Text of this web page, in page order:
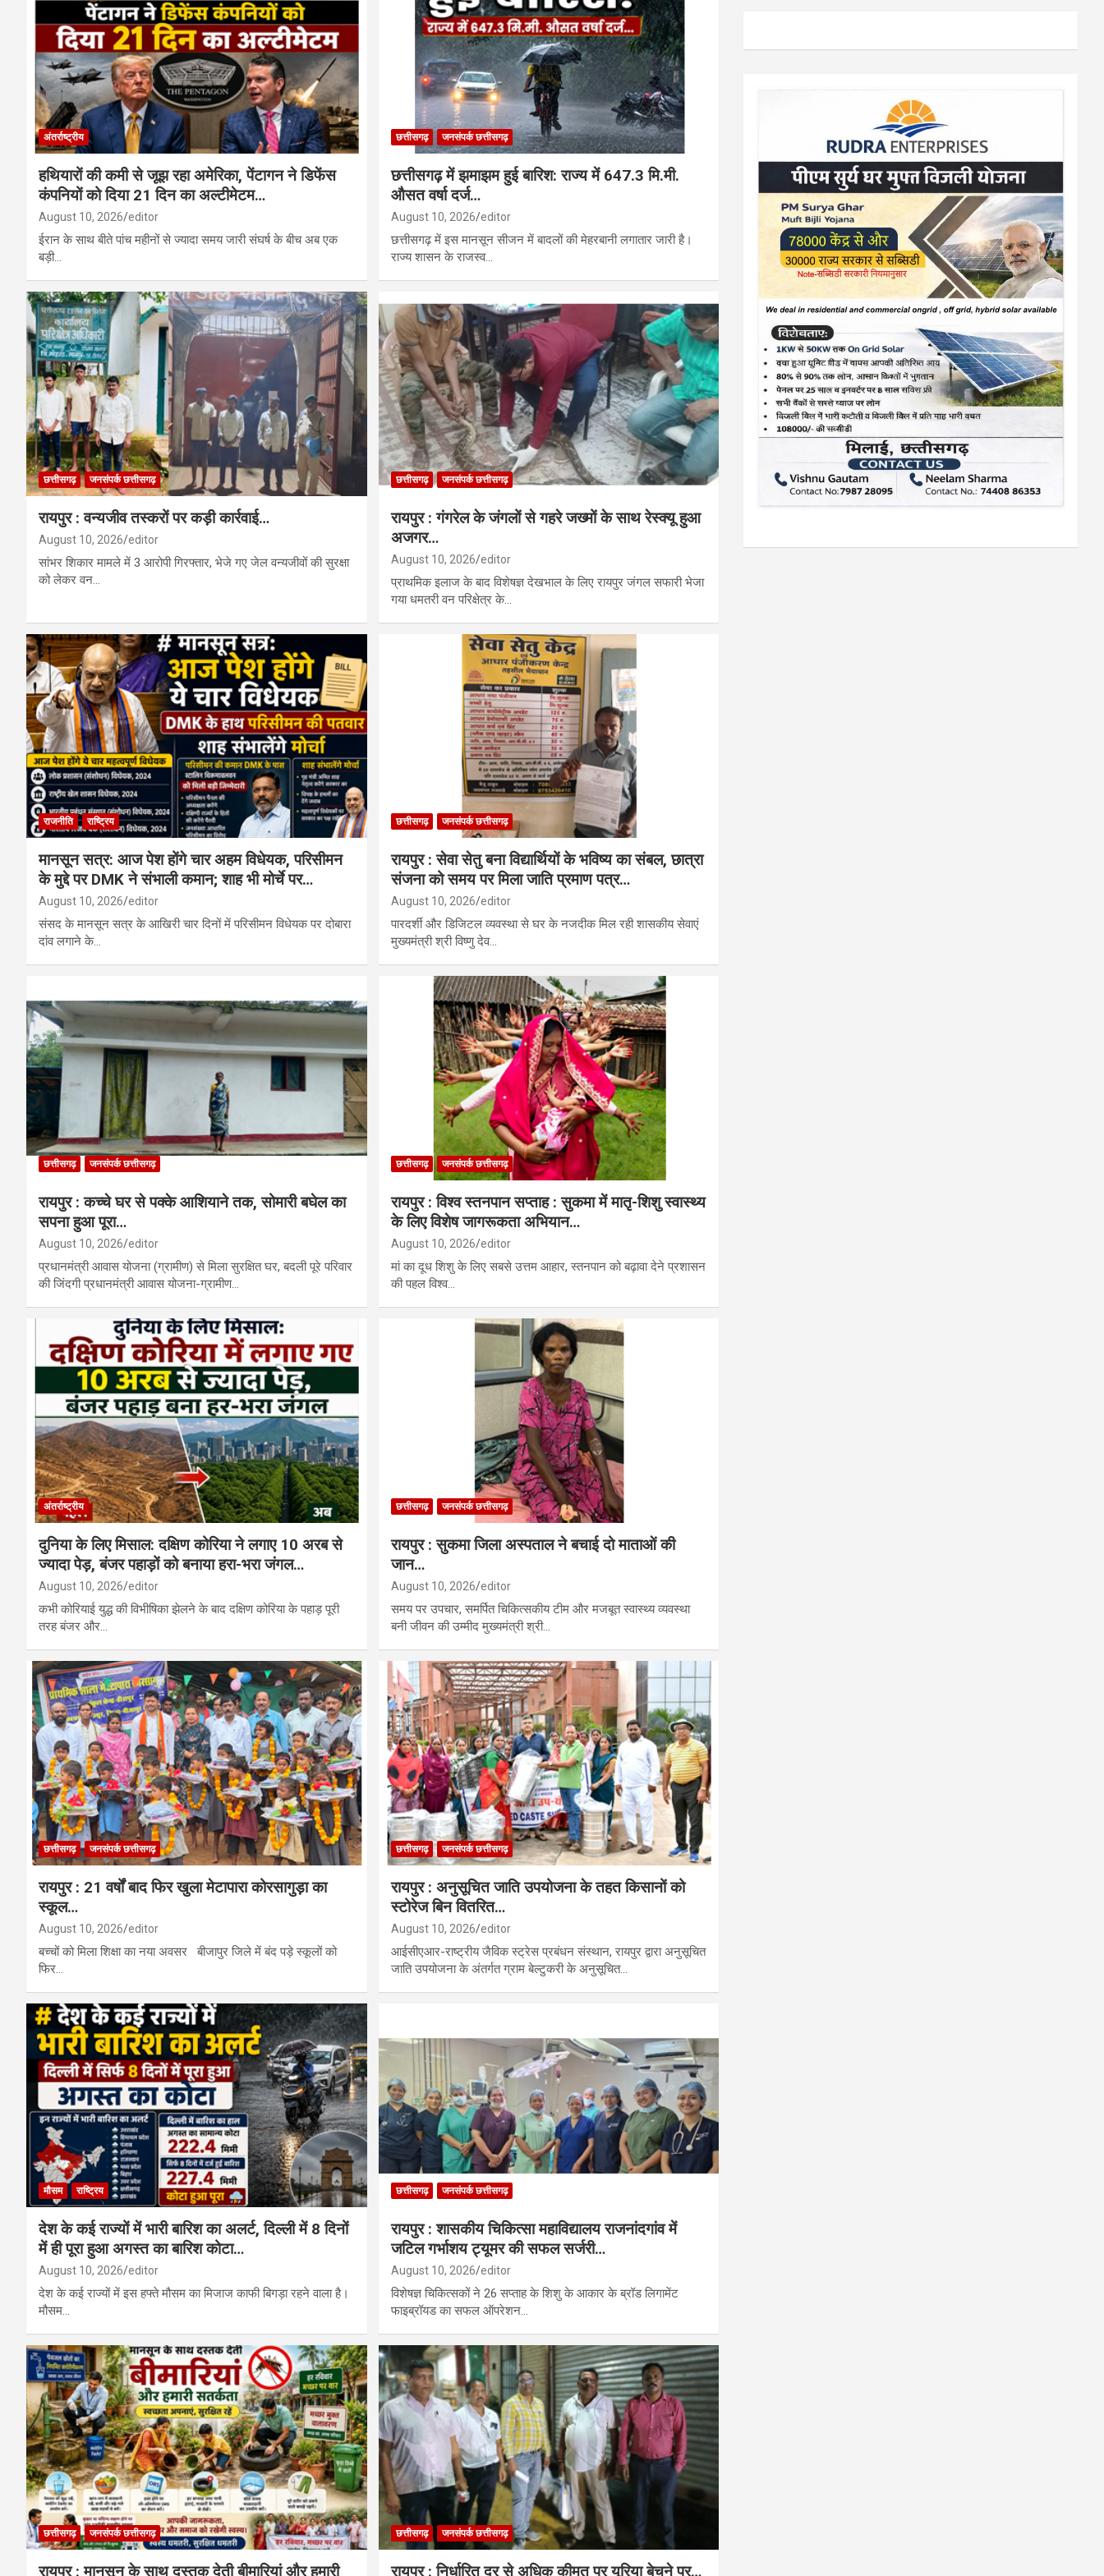
रायपुर : गंगरेल के जंगलों से गहरे जख्मों के साथ रेस्क्यू हुआ अजगर…
मानसून सत्र: आज पेश होंगे चार अहम विधेयक, परिसीमन के मुद्दे पर DMK ने संभाली कमान; शाह भी मोर्चे पर…
अंतर्राष्ट्रीय
हथियारों की कमी से जूझ रहा अमेरिका, पेंटागन ने डिफेंस
कंपनियों को दिया 21 दिन का अल्टीमेटम…
August 10, 2026 editor
ईरान के साथ बीते पांच महीनों से ज्यादा समय जारी संघर्ष के बीच अब एक
बड़ी…
छत्तीसगढ़ जनसंपर्क छत्तीसगढ़
छत्तीसगढ़ में झमाझम हुई बारिश: राज्य में 647.3 मि.मी.
औसत वर्षा दर्ज…
August 10, 2026 editor
छत्तीसगढ़ में इस मानसून सीजन में बादलों की मेहरबानी लगातार जारी है।
राज्य शासन के राजस्व…
छत्तीसगढ़ जनसंपर्क छत्तीसगढ़
रायपुर : वन्यजीव तस्करों पर कड़ी कार्रवाई…
August 10, 2026 editor
सांभर शिकार मामले में 3 आरोपी गिरफ्तार, भेजे गए जेल वन्यजीवों की सुरक्षा
को लेकर वन…
छत्तीसगढ़ जनसंपर्क छत्तीसगढ़
रायपुर : गंगरेल के जंगलों से गहरे जख्मों के साथ रेस्क्यू हुआ
अजगर…
August 10, 2026 editor
प्राथमिक इलाज के बाद विशेषज्ञ देखभाल के लिए रायपुर जंगल सफारी भेजा
गया धमतरी वन परिक्षेत्र के…
राजनीति राष्ट्रिय
मानसून सत्र: आज पेश होंगे चार अहम विधेयक, परिसीमन
के मुद्दे पर DMK ने संभाली कमान; शाह भी मोर्चे पर…
August 10, 2026 editor
संसद के मानसून सत्र के आखिरी चार दिनों में परिसीमन विधेयक पर दोबारा
दांव लगाने के…
छत्तीसगढ़ जनसंपर्क छत्तीसगढ़
रायपुर : सेवा सेतु बना विद्यार्थियों के भविष्य का संबल, छात्रा
संजना को समय पर मिला जाति प्रमाण पत्र…
August 10, 2026 editor
पारदर्शी और डिजिटल व्यवस्था से घर के नजदीक मिल रही शासकीय सेवाएं
मुख्यमंत्री श्री विष्णु देव…
छत्तीसगढ़ जनसंपर्क छत्तीसगढ़
रायपुर : कच्चे घर से पक्के आशियाने तक, सोमारी बघेल का
सपना हुआ पूरा…
August 10, 2026 editor
प्रधानमंत्री आवास योजना (ग्रामीण) से मिला सुरक्षित घर, बदली पूरे परिवार
की जिंदगी प्रधानमंत्री आवास योजना-ग्रामीण…
छत्तीसगढ़ जनसंपर्क छत्तीसगढ़
रायपुर : विश्व स्तनपान सप्ताह : सुकमा में मातृ-शिशु स्वास्थ्य
के लिए विशेष जागरूकता अभियान…
August 10, 2026 editor
मां का दूध शिशु के लिए सबसे उत्तम आहार, स्तनपान को बढ़ावा देने प्रशासन
की पहल विश्व…
अंतर्राष्ट्रीय
दुनिया के लिए मिसाल: दक्षिण कोरिया ने लगाए 10 अरब से
ज्यादा पेड़, बंजर पहाड़ों को बनाया हरा-भरा जंगल…
August 10, 2026 editor
कभी कोरियाई युद्ध की विभीषिका झेलने के बाद दक्षिण कोरिया के पहाड़ पूरी
तरह बंजर और…
छत्तीसगढ़ जनसंपर्क छत्तीसगढ़
रायपुर : सुकमा जिला अस्पताल ने बचाई दो माताओं की
जान…
August 10, 2026 editor
समय पर उपचार, समर्पित चिकित्सकीय टीम और मजबूत स्वास्थ्य व्यवस्था
बनी जीवन की उम्मीद मुख्यमंत्री श्री…
छत्तीसगढ़ जनसंपर्क छत्तीसगढ़
रायपुर : 21 वर्षों बाद फिर खुला मेटापारा कोरसागुड़ा का
स्कूल…
August 10, 2026 editor
बच्चों को मिला शिक्षा का नया अवसर बीजापुर जिले में बंद पड़े स्कूलों को
फिर…
छत्तीसगढ़ जनसंपर्क छत्तीसगढ़
रायपुर : अनुसूचित जाति उपयोजना के तहत किसानों को
स्टोरेज बिन वितरित…
August 10, 2026 editor
आईसीएआर-राष्ट्रीय जैविक स्ट्रेस प्रबंधन संस्थान, रायपुर द्वारा अनुसूचित
जाति उपयोजना के अंतर्गत ग्राम बेल्टुकरी के अनुसूचित…
मौसम राष्ट्रिय
देश के कई राज्यों में भारी बारिश का अलर्ट, दिल्ली में 8 दिनों
में ही पूरा हुआ अगस्त का बारिश कोटा…
August 10, 2026 editor
देश के कई राज्यों में इस हफ्ते मौसम का मिजाज काफी बिगड़ा रहने वाला है।
मौसम…
छत्तीसगढ़ जनसंपर्क छत्तीसगढ़
रायपुर : शासकीय चिकित्सा महाविद्यालय राजनांदगांव में
जटिल गर्भाशय ट्यूमर की सफल सर्जरी…
August 10, 2026 editor
विशेषज्ञ चिकित्सकों ने 26 सप्ताह के शिशु के आकार के ब्रॉड लिगामेंट
फाइब्रॉयड का सफल ऑपरेशन…
छत्तीसगढ़ जनसंपर्क छत्तीसगढ़
रायपुर : मानसून के साथ दस्तक देती बीमारियां और हमारी
छत्तीसगढ़ जनसंपर्क छत्तीसगढ़
रायपुर : निर्धारित दर से अधिक कीमत पर यूरिया बेचने पर…